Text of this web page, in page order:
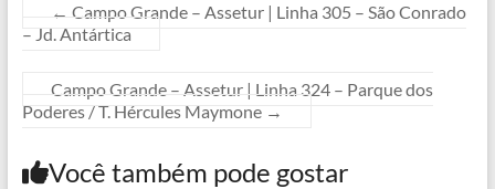
← Campo Grande – Assetur | Linha 305 – São Conrado
– Jd. Antártica
Campo Grande – Assetur | Linha 324 – Parque dos
Poderes / T. Hércules Maymone →
Você também pode gostar